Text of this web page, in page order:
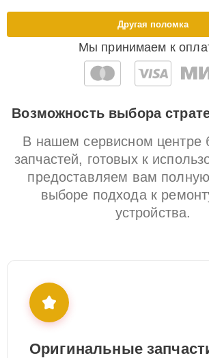
Мы принимаем к
Другая поломка
Возможность выбора
В нашем сервисном центре
запчастей, готовых к
предоставляем вам
выборе подхода к
устройства.
Оригинальные